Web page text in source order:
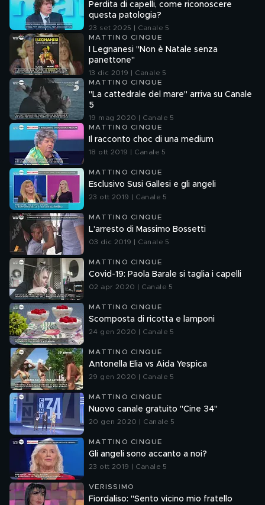
Perdita di capelli, come riconoscere
questa patologia?
23 set 2025 | Canale 5
MATTINO CINQUE
I Legnanesi "Non è Natale senza
panettone"
13 dic 2019 | Canale 5
MATTINO CINQUE
"La cattedrale del mare" arriva su Canale
5
19 mag 2020 | Canale 5
MATTINO CINQUE
Il racconto choc di una medium
18 ott 2019 | Canale 5
MATTINO CINQUE
Esclusivo Susi Gallesi e gli angeli
23 ott 2019 | Canale 5
MATTINO CINQUE
L'arresto di Massimo Bossetti
03 dic 2019 | Canale 5
MATTINO CINQUE
Covid-19: Paola Barale si taglia i capelli
02 apr 2020 | Canale 5
MATTINO CINQUE
Scomposta di ricotta e lamponi
24 gen 2020 | Canale 5
MATTINO CINQUE
Antonella Elia vs Aida Yespica
29 gen 2020 | Canale 5
MATTINO CINQUE
Nuovo canale gratuito "Cine 34"
20 gen 2020 | Canale 5
MATTINO CINQUE
Gli angeli sono accanto a noi?
23 ott 2019 | Canale 5
VERISSIMO
Fiordaliso: "Sento vicino mio fratello